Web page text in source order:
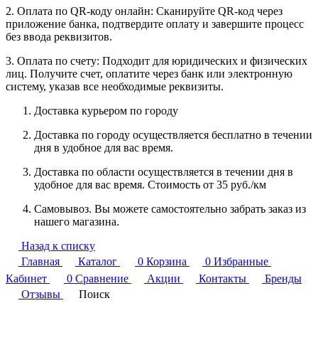
2. Оплата по QR-коду онлайн: Сканируйте QR-код через
приложение банка, подтвердите оплату и завершите процесс
без ввода реквизитов.
3. Оплата по счету: Подходит для юридических и физических
лиц. Получите счет, оплатите через банк или электронную
систему, указав все необходимые реквизиты.
Доставка курьером по городу
Доставка по городу осуществляется бесплатно в течении
дня в удобное для вас время.
Доставка по области осуществляется в течении дня в
удобное для вас время. Стоимость от 35 руб./км
Самовывоз. Вы можете самостоятельно забрать заказ из
нашего магазина.
Назад к списку
Главная
Каталог 0 Корзина 0 Избранные
Кабинет
0 Сравнение Акции Контакты
Бренды
Отзывы
Поиск